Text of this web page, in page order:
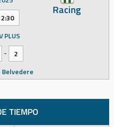
Racing
PLUS
-
2
Belvedere
TIEMPO